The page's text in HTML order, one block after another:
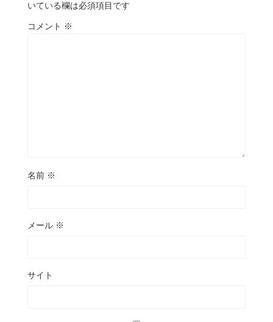
いている欄は必須項目です
コメント ※
名前 ※
メール ※
サイト